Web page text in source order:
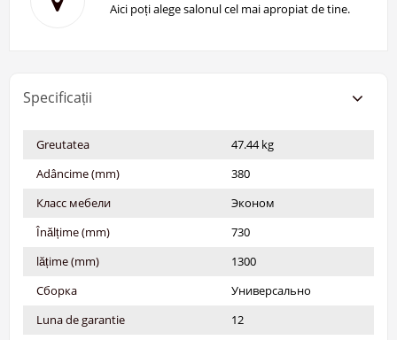
Aici poți alege salonul cel mai apropiat de tine.
Specificații
Greutatea
47.44 kg
Adâncime (mm)
380
Класс мебели
Эконом
Înălțime (mm)
730
lățime (mm)
1300
Сборка
Универсально
Luna de garantie
12